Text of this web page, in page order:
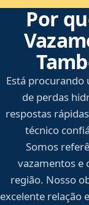
Por
Está procurando
de perdas
respostas
técnico
Somos
vazamentos e
região. Nosso
excelente relação